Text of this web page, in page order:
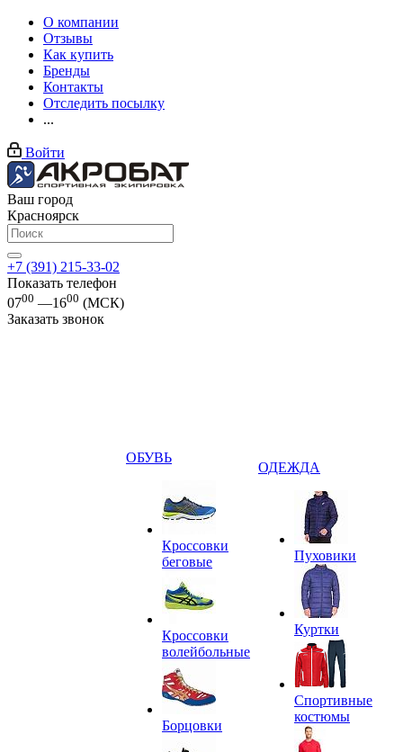
О компании
Отзывы
Как купить
Бренды
Контакты
Отследить посылку
...
Войти
Ваш город
Красноярск
+7 (391) 215-33-02
Показать телефон
0700 —1600 (МСК)
Заказать звонок
ОБУВЬ
Кроссовки
беговые
Кроссовки
волейбольные
Борцовки
ОДЕЖДА
Пуховики
Куртки
Спортивные
костюмы